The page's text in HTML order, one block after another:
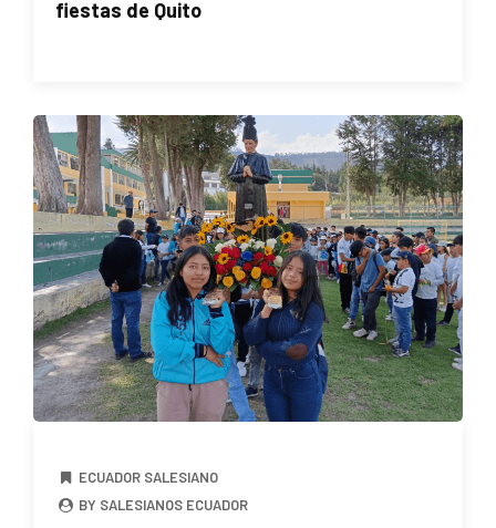
fiestas de Quito
ECUADOR SALESIANO
BY SALESIANOS ECUADOR